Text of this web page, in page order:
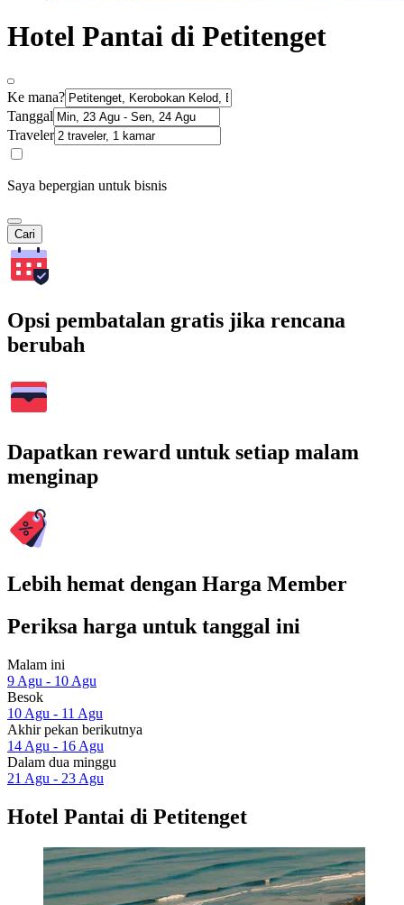
Hotel Pantai di Petitenget
Ke mana?
Tanggal
Traveler
Saya bepergian untuk bisnis
Cari
Opsi pembatalan gratis jika rencana
berubah
Dapatkan reward untuk setiap malam
menginap
Lebih hemat dengan Harga Member
Periksa harga untuk tanggal ini
Malam ini
9 Agu - 10 Agu
Besok
10 Agu - 11 Agu
Akhir pekan berikutnya
14 Agu - 16 Agu
Dalam dua minggu
21 Agu - 23 Agu
Hotel Pantai di Petitenget